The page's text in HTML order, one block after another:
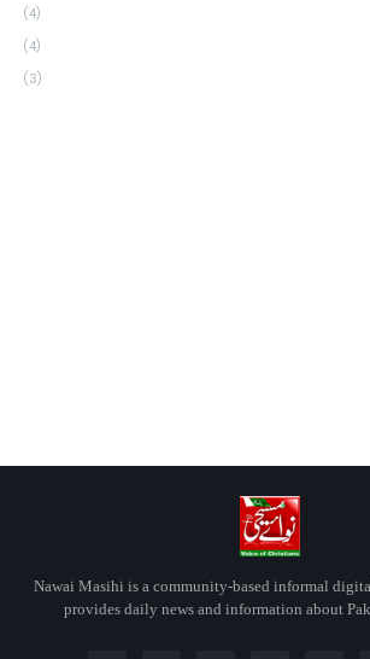
(4)
(4)
(3)
Nawai Masihi is a community-based informal
provides daily news and information about